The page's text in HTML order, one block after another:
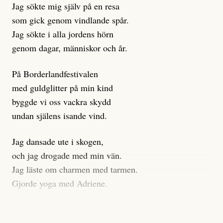
klickbete är inte intressant för Dagens ETC.
Journalistiken är låst. En klatschig men korrekt rubrik
gör förhoppningsvis att en nyfiken beställer
prenumeration, men den avslutas sekunder senare om
dessa granskningar på olika källor, alltifrån domar till
en mängd intervjupersoner, inklusive generös
möjlighet att bemöta för såväl personen vars motiv att
engagera sig i Palestinarörelsen ifrågasätts som de
grupper där Säpo-resursen samlade in uppgifter.
Researchen är grundlig.
Möjligen är det egentligen inte journalistikens metod
som stör?
Jag sökte mig själv på en resa
som gick genom vindlande spår.
Jag sökte i alla jordens hörn
genom dagar, människor och år.
På Borderlandfestivalen
med guldglitter på min kind
byggde vi oss vackra skydd
undan själens isande vind.
Jag dansade ute i skogen,
och jag drogade med min vän.
Jag läste om charmen med tarmen.
Gjorde yoga med Adriene.